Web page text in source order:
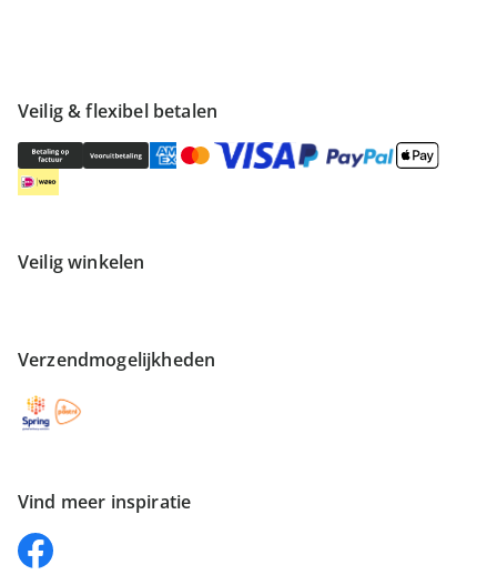
Veilig & flexibel betalen
Veilig winkelen
Verzendmogelijkheden
Vind meer inspiratie